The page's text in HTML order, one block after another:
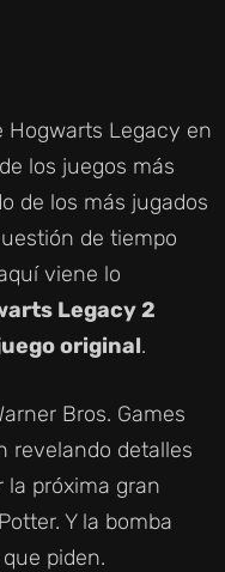
Hogwarts Legacy en
los juegos más
de los más jugados
de tiempo
viene lo
Legacy 2
original.
Bros. Games
revelando detalles
la próxima gran
Y la bomba
piden.